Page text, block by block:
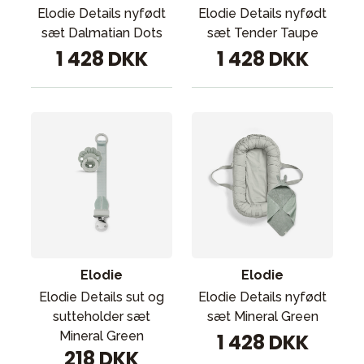
Elodie Details nyfødt
sæt Dalmatian Dots
1 428 DKK
Elodie Details nyfødt
sæt Tender Taupe
1 428 DKK
Elodie
Elodie Details sut og
sutteholder sæt
Mineral Green
Elodie
Elodie Details nyfødt
sæt Mineral Green
1 428 DKK